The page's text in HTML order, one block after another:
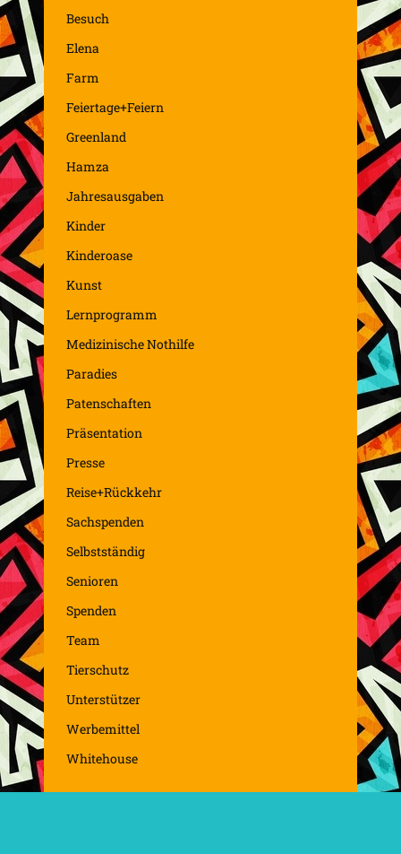
Besuch
Elena
Farm
Feiertage+Feiern
Greenland
Hamza
Jahresausgaben
Kinder
Kinderoase
Kunst
Lernprogramm
Medizinische Nothilfe
Paradies
Patenschaften
Präsentation
Presse
Reise+Rückkehr
Sachspenden
Selbstständig
Senioren
Spenden
Team
Tierschutz
Unterstützer
Werbemittel
Whitehouse